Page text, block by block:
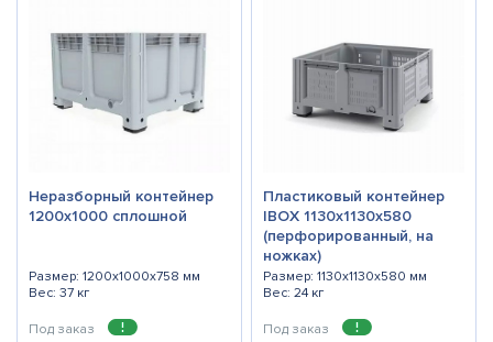
Неразборный контейнер
1200х1000 сплошной
Размер: 1200x1000x758 мм
Вес: 37 кг
Под заказ
Пластиковый контейнер
IBOX 1130x1130x580
(перфорированный, на
ножках)
Размер: 1130x1130x580 мм
Вес: 24 кг
Под заказ